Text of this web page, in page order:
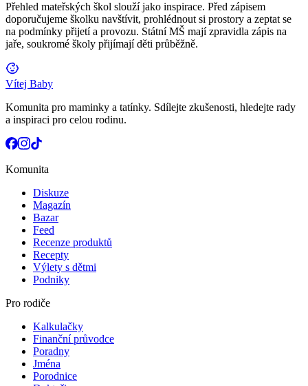
Přehled mateřských škol slouží jako inspirace. Před zápisem
doporučujeme školku navštívit, prohlédnout si prostory a zeptat se
na podmínky přijetí a provozu. Státní MŠ mají zpravidla zápis na
jaře, soukromé školy přijímají děti průběžně.
Vítej Baby
Komunita pro maminky a tatínky. Sdílejte zkušenosti, hledejte rady
a inspiraci pro celou rodinu.
Komunita
Diskuze
Magazín
Bazar
Feed
Recenze produktů
Recepty
Výlety s dětmi
Podniky
Pro rodiče
Kalkulačky
Finanční průvodce
Poradny
Jména
Porodnice